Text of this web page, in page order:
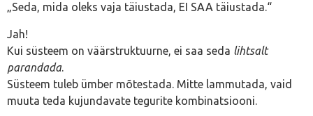
„Seda, mida oleks vaja täiustada, EI SAA täiustada.“
Jah!
Kui süsteem on väärstruktuurne, ei saa seda lihtsalt
parandada.
Süsteem tuleb ümber mõtestada. Mitte lammutada, vaid
muuta teda kujundavate tegurite kombinatsiooni.